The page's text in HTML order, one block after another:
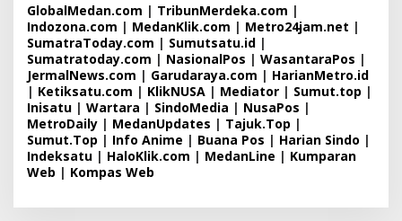
GlobalMedan.com | TribunMerdeka.com |
Indozona.com | MedanKlik.com | Metro24jam.net |
SumatraToday.com | Sumutsatu.id |
Sumatratoday.com | NasionalPos | WasantaraPos |
JermalNews.com | Garudaraya.com | HarianMetro.id
| Ketiksatu.com | KlikNUSA | Mediator | Sumut.top |
Inisatu | Wartara | SindoMedia | NusaPos |
MetroDaily | MedanUpdates | Tajuk.Top |
Sumut.Top | Info Anime | Buana Pos | Harian Sindo |
Indeksatu | HaloKlik.com | MedanLine | Kumparan
Web | Kompas Web